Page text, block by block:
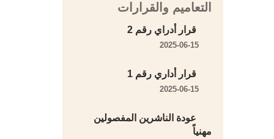
التعاميم والقرارات
قرار أدراي رقم 2
قرار أداري رقم 1
عودة الناشرين المفصولين
مهنياً